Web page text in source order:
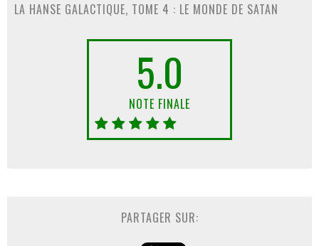
LA HANSE GALACTIQUE, TOME 4 : LE MONDE DE SATAN
5.0
NOTE FINALE
PARTAGER SUR: